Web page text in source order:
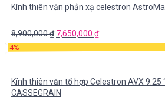
Kính thiên văn phản xạ celestron
8,900,000₫ 7,650,000 ₫
-4%
Kính thiên văn tổ hợp Celestron AVX 9.25
CASSEGRAIN